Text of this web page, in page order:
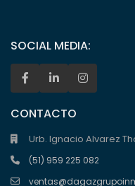
SOCIAL MEDIA:
CONTACTO
Urb. Ignacio Alvarez
(51) 959 225 082